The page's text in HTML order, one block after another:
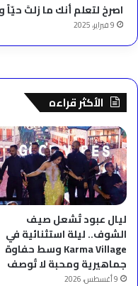
‫اصرخ لتعلم أنك ما زلتَ
9 فبراير، 2025
الأكثر قراءه
ليال عبود تُشعل صيف
الشوف.. ليلة استثنائية في
Karma Village وسط حفاوة
جماهيرية ومحبة لا تُوصف
9 أغسطس، 2026